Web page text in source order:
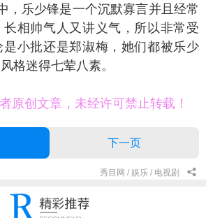
乐少锋是一个沉默寡言并且经常
相帅气人又讲义气，所以非常受
小批还是郑淑梅，她们都被乐少
格迷得七荤八素。
创文章，未经许可禁止转载！
下一页
秀目网 / 娱乐 / 电视剧